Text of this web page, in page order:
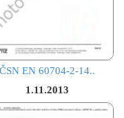
ČSN EN 60704-2-14..
1.11.2013